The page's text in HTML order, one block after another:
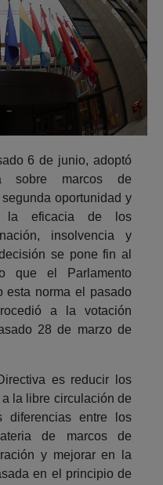
6 de junio, adoptó
sobre marcos de
oportunidad y
la eficacia de los
insolvencia y
se pone fin al
que el Parlamento
esta norma el pasado
a la votación
28 de marzo de
es reducir los
la libre circulación de
diferencias entre los
de marcos de
y mejorar en la
en el principio de